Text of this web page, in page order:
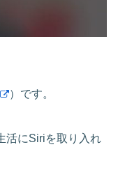
）です。
活にSiriを取り入れ